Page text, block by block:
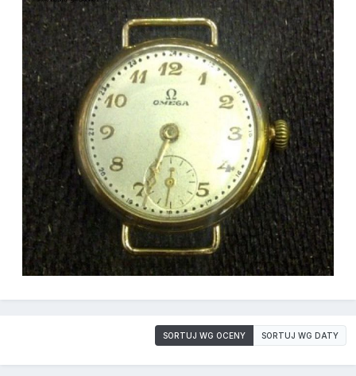
SORTUJ WG OCENY SORTUJ WG DATY